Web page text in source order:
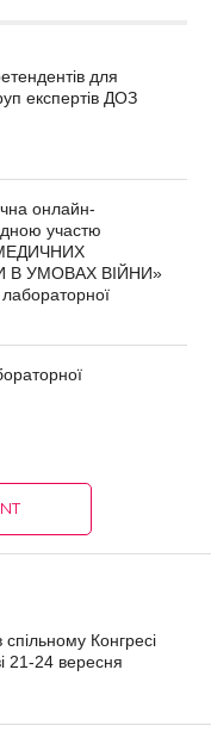
для
експертів ДОЗ
онлайн-
участю
В УМОВАХ ВІЙНИ»
Конгресі
21-24 вересня